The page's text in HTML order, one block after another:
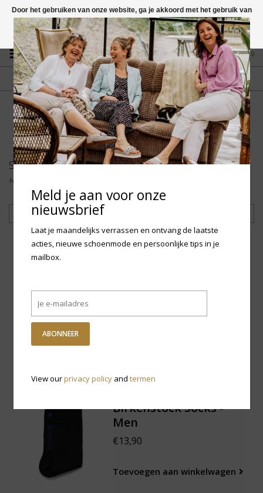
Vragen? App naar +31 58 250 1503
0
GRATIS VERZENDING NL
Vanaf € 75,-
FYSIEKE WINKEL
in Mantgum (frl)
fdad
Sokken
Home
Filteren
Sneakersokken
€12,95
Birkenstock Socks -
Men
€13,90
Toevoegen aan winkelwagen
Door het gebruiken van onze website, ga je akkoord met het gebruik van
cookies om onze website te verbeteren.
Dit bericht verbergen
Meer over cookies »
Meld je aan voor onze
nieuwsbrief
Laat je maandelijks verrassen en ontvang de laatste
acties, nieuwe schoenmode en persoonlijke tips in je
mailbox.
ABONNEER
View ourprivacy policyand termen